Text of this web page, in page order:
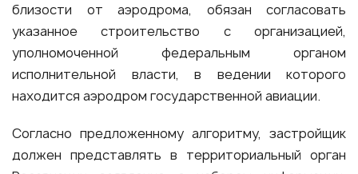
близости от аэродрома, обязан согласовать
указанное строительство с организацией,
уполномоченной федеральным органом
исполнительной власти, в ведении которого
находится аэродром государственной авиации.
Согласно предложенному алгоритму, застройщик
должен представлять в территориальный орган